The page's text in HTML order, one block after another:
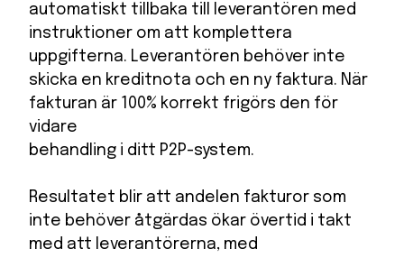
automatiskt tillbaka till leverantören med
instruktioner om att komplettera
uppgifterna. Leverantören behöver inte
skicka en kreditnota och en ny faktura. När
fakturan är 100% korrekt frigörs den för
vidare
behandling i ditt P2P-system.
Resultatet blir att andelen fakturor som
inte behöver åtgärdas ökar övertid i takt
med att leverantörerna, med